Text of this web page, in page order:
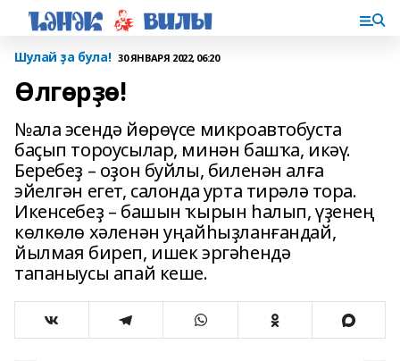
Шулай ҙа була! 30 ЯНВАРЯ 2022, 06:20
Өлгөрҙө!
№ала эсендә йөрөүсе микроавтобуста
баҫып тороусылар, минән башҡа, икәү.
Беребеҙ – оҙон буйлы, биленән алға
эйелгән егет, салонда урта тирәлә тора.
Икенсебеҙ – башын ҡырын һа­лып, үҙенең
көлкөлө хәленән уңай­һыҙланғандай,
йылмая биреп, ишек эргәһендә
тапаныусы апай кеше.